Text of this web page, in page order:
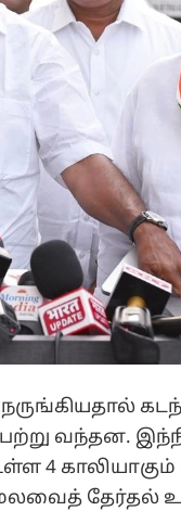
வந்தன.
4
தேர்தல்